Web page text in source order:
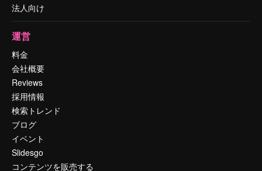
法人向け
運営
料金
会社概要
Reviews
採用情報
検索トレンド
ブログ
イベント
Slidesgo
コンテンツを販売する